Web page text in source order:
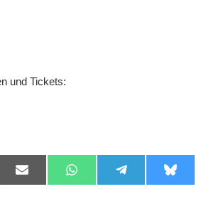
und Tickets:
Share
on
Share
on
Share
on
Share
on